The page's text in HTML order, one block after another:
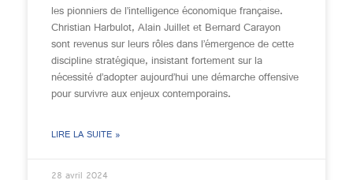
les pionniers de l’intelligence économique française.
Christian Harbulot, Alain Juillet et Bernard Carayon
sont revenus sur leurs rôles dans l’émergence de cette
discipline stratégique, insistant fortement sur la
nécessité d’adopter aujourd’hui une démarche offensive
pour survivre aux enjeux contemporains.
LIRE LA SUITE »